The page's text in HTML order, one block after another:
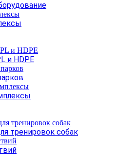
и HDPE
тренировок собак